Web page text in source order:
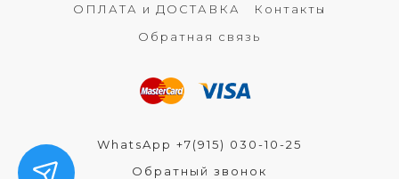
ОПЛАТА и ДОСТАВКА
Контакты
Обратная связь
WhatsApp +7(915) 030-10-25
Обратный звонок